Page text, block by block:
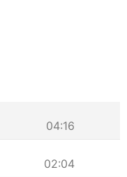
04:16
02:04